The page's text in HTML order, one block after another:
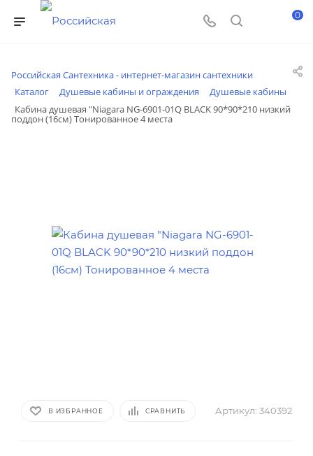
0
Российская Сантехника - интернет-магазин сантехники
Каталог
Душевые кабины и ограждения
Душевые кабины
Кабина душевая "Niagara NG-6901-01Q BLACK 90*90*210 низкий
поддон (16см) Тонированное 4 места
В ИЗБРАННОЕ СРАВНИТЬ Артикул: 340392